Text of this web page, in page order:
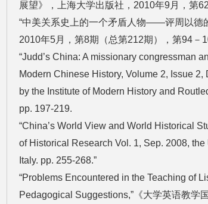
展望》，上海大学出版社，2010年9月，第62
“中美关系史上的一个矛盾人物——评周以德
2010年5月，第8期（总第212期），第94－
“Judd’s China: A missionary congressman
Modern Chinese History, Volume 2, Issue
by the Institute of Modern History and
pp. 197-219.
“China’s World View and World Historical
of Historical Research Vol. 1, Sep. 2008,
Italy. pp. 255-268.”
“Problems Encountered in the Teaching of
Pedagogical Suggestions,”《大学英语教学